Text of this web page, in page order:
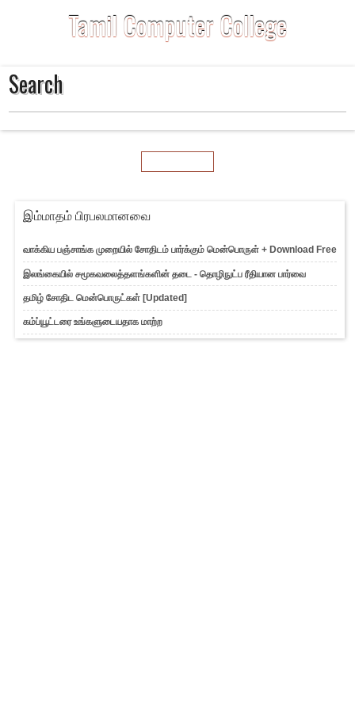
Tamil Computer College
Search
இம்மாதம் பிரபலமானவை
வாக்கிய பஞ்சாங்க முறையில் சோதிடம் பார்க்கும் மென்பொருள் + Download Free
இலங்கையில் சமூகவலைத்தளங்களின் தடை - தொழிநுட்ப ரீதியான பார்வை
தமிழ் சோதிட மென்பொருட்கள் [Updated]
கம்ப்யூட்டரை உங்களுடையதாக மாற்ற